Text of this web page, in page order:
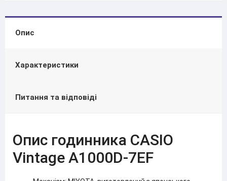
Опис
Характеристики
Питання та відповіді
Опис годинника CASIO
Vintage A1000D-7EF